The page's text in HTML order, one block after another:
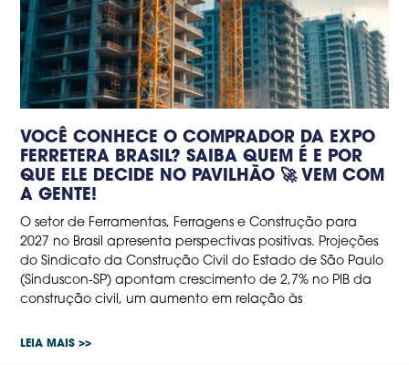
VOCÊ CONHECE O COMPRADOR DA EXPO
FERRETERA BRASIL? SAIBA QUEM É E POR
QUE ELE DECIDE NO PAVILHÃO 🚀 VEM COM
A GENTE!
O setor de Ferramentas, Ferragens e Construção para
2027 no Brasil apresenta perspectivas positivas. Projeções
do Sindicato da Construção Civil do Estado de São Paulo
(Sinduscon-SP) apontam crescimento de 2,7% no PIB da
construção civil, um aumento em relação às
LEIA MAIS >>